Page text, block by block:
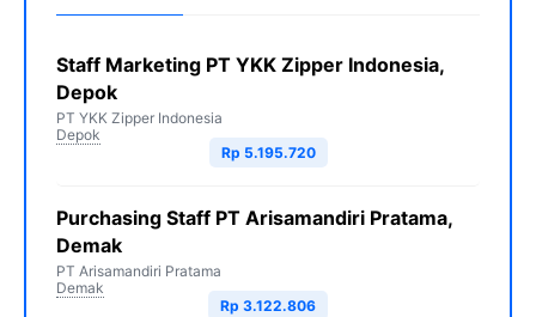
Staff Marketing PT YKK Zipper Indonesia,
Depok
PT YKK Zipper Indonesia
Depok
Rp 5.195.720
Purchasing Staff PT Arisamandiri Pratama,
Demak
PT Arisamandiri Pratama
Demak
Rp 3.122.806